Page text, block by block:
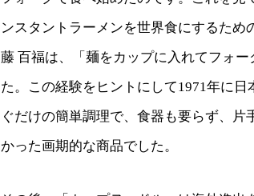
ンスタントラーメンを世界食にするた
藤 百福は、「麺をカップに入れてフォ
た。この経験をヒントにして1971年に
ぐだけの簡単調理で、食器も要らず、
かった画期的な商品でした。